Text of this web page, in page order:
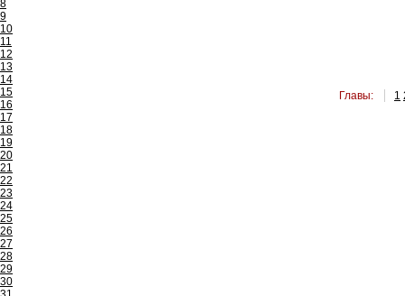
8
9
10
11
12
13
14
15
16
17
18
19
20
21
22
23
24
25
26
27
28
29
30
Главы: 1